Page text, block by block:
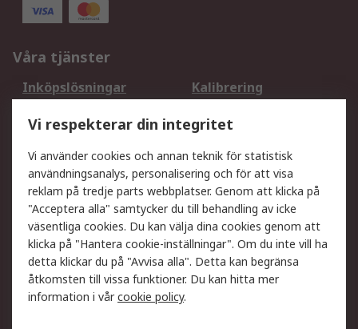
Våra tjänster
Inköpslösningar
Kalibrering
DesignSpark
Teknisk Support
Ditt lokala säljteam
Exportlösningar
Support
Få hjälp
Retur av varor
Leverans
Spåra din order
Begär en fakturakopi
Fördelar med RS-konto
Betalningsalternativ
Vi respekterar din integritet
Vi använder cookies och annan teknik för statistisk
användningsanalys, personalisering och för att visa
reklam på tredje parts webbplatser. Genom att klicka på
"Acceptera alla" samtycker du till behandling av icke
väsentliga cookies. Du kan välja dina cookies genom att
klicka på "Hantera cookie-inställningar". Om du inte vill ha
detta klickar du på "Avvisa alla". Detta kan begränsa
åtkomsten till vissa funktioner. Du kan hitta mer
information i vårcookie policy.